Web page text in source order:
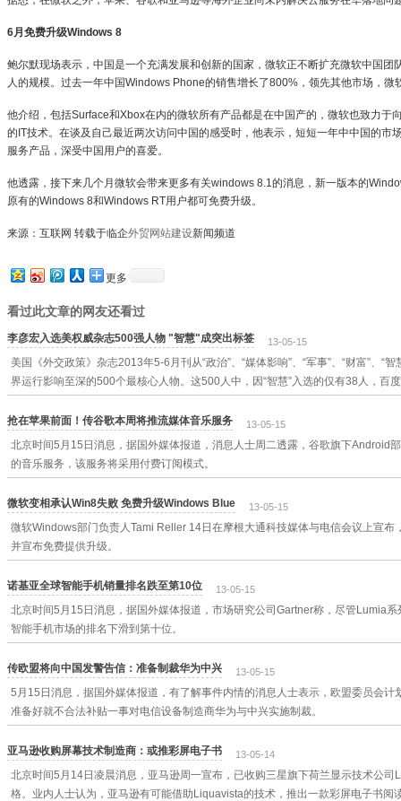
6月免费升级Windows 8
鲍尔默现场表示，中国是一个充满发展和创新的国家，微软正不断扩充微软中国
人的规模。过去一年中国Windows Phone的销售增长了800%，领先其他市场，微
他介绍，包括Surface和Xbox在内的微软所有产品都是在中国产的，微软也致力于
的IT技术。在谈及自己最近两次访问中国的感受时，他表示，短短一年中中国的市
服务产品，深受中国用户的喜爱。
他透露，接下来几个月微软会带来更多有关windows 8.1的消息，新一版本的
原有的Windows 8和Windows RT用户都可免费升级。
来源：互联网 转载于临企外贸网站建设新闻频道
更多
看过此文章的网友还看过
李彦宏入选美权威杂志500强人物 "智慧"成突出标签 13-05-15
美国《外交政策》杂志2013年5-6月刊从“政治”、“媒体影响”、“军事”、“财富”、“智
界运行影响至深的500个最核心人物。这500人中，因“智慧”入选的仅有38人，百
抢在苹果前面！传谷歌本周将推流媒体音乐服务 13-05-15
北京时间5月15日消息，据国外媒体报道，消息人士周二透露，谷歌旗下Android
的音乐服务，该服务将采用付费订阅模式。
微软变相承认Win8失败 免费升级Windows Blue 13-05-15
微软Windows部门负责人Tami Reller 14日在摩根大通科技媒体与电信会议上宣
并宣布免费提供升级。
诺基亚全球智能手机销量排名跌至第10位 13-05-15
北京时间5月15日消息，据国外媒体报道，市场研究公司Gartner称，尽管Lumia
智能手机市场的排名下滑到第十位。
传欧盟将向中国发警告信：准备制裁华为中兴 13-05-15
5月15日消息，据国外媒体报道，有了解事件内情的消息人士表示，欧盟委员会计
准备好就不合法补贴一事对电信设备制造商华为与中兴实施制裁。
亚马逊收购屏幕技术制造商：或推彩屏电子书 13-05-14
北京时间5月14日凌晨消息，亚马逊周一宣布，已收购三星旗下荷兰显示技术公
格。业内人士认为，亚马逊有可能借助Liquavista的技术，推出一款彩屏电子书阅